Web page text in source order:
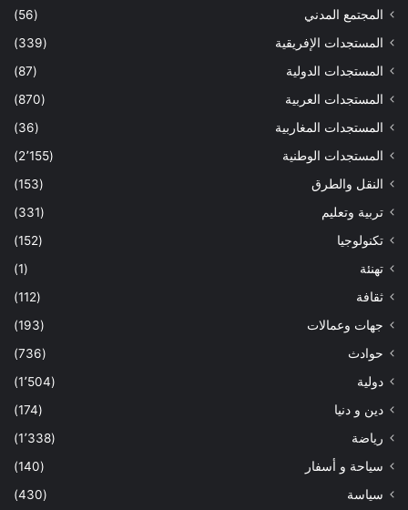
المجتمع المدني
(56)
المستجدات الإفريقية
(339)
المستجدات الدولية
(87)
المستجدات العربية
(870)
المستجدات المغاربية
(36)
المستجدات الوطنية
(2٬155)
النقل والطرق
(153)
تربية وتعليم
(331)
تكنولوجيا
(152)
تهنئة
(1)
ثقافة
(112)
جهات وعمالات
(193)
حوادث
(736)
دولية
(1٬504)
دين و دنيا
(174)
رياضة
(1٬338)
سياحة و أسفار
(140)
سياسة
(430)